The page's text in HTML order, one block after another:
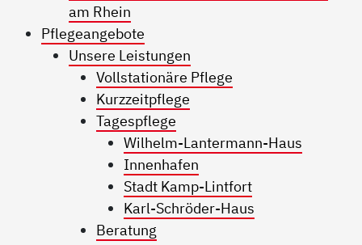
am Rhein
Pflegeangebote
Unsere Leistungen
Vollstationäre Pflege
Kurzzeitpflege
Tagespflege
Wilhelm-Lantermann-Haus
Innenhafen
Stadt Kamp-Lintfort
Karl-Schröder-Haus
Beratung